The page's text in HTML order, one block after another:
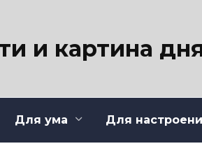
и картина
Для ума Для